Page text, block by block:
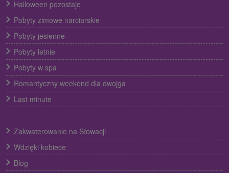
Halloween pozostaje
Pobyty zimowe narciarskie
Pobyty jesienne
Pobyty letnie
Pobyty w spa
Romantyczny weekend dla dwojga
Last minute
Zakwaterowanie na Słowacji
Wdzięki kobiece
Blog